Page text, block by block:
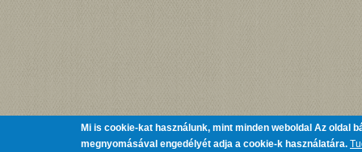
Mi is cookie-kat használunk, mint minden weboldal Az oldal
megnyomásával engedélyét adja a cookie-k használatára.